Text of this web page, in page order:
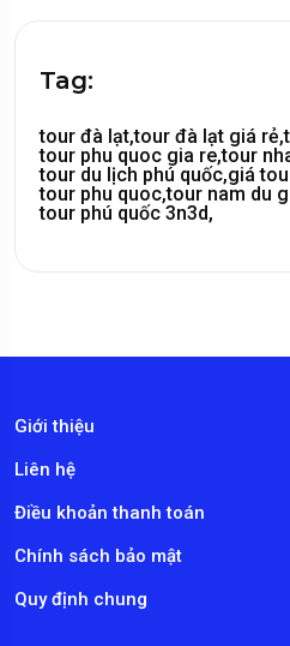
Tag:
tour đà lạt,tour đà lạt giá rẻ,
tour phu quoc gia re,tour
tour du lịch phú quốc,giá
tour phu quoc,tour nam du
tour phú quốc 3n3d,
Giới thiệu
Liên hệ
Điều khoản thanh toán
Chính sách bảo mật
Quy định chung